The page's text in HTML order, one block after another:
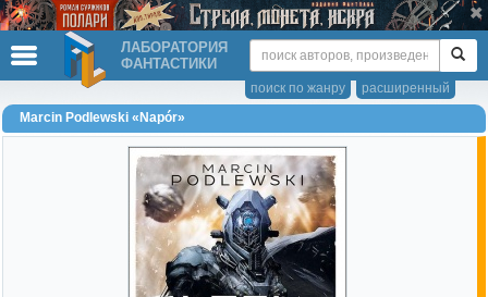
ЛАБОРАТОРИЯ
ФАНТАСТИКИ
расширенный
поиск по жанру
Marcin Podlewski «Napór»